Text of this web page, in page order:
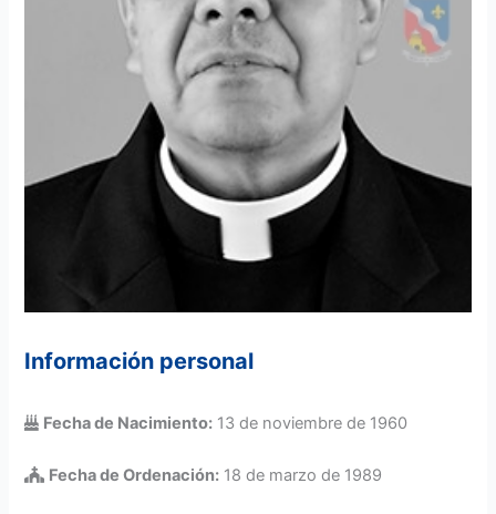
Información personal
Fecha de Nacimiento: 13 de noviembre de 1960
Fecha de Ordenación: 18 de marzo de 1989